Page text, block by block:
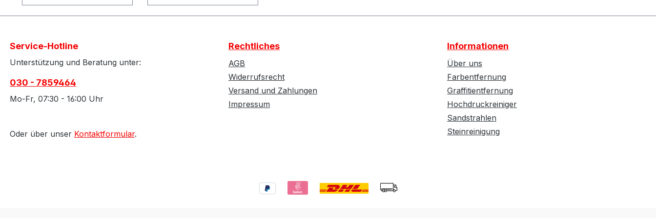
Besonderheiten:Enthält
folgende Produkte in
Graffitientferner-
Cocopaste Bitumen -
Cracker Gel Schatten-
und Graffitientferner-
(gebrauchsfertig)- Liquid
folgende Produkte in
einer attraktiven Tasche:
Allround Abbeizer - Blitz
Schnellentlacker - Neue
Oxystrip Superlöser 2K
Service-Hotline
Unterstützung und Beratung unter:
030 - 7859464
Mo-Fr, 07:30 - 16:00 Uhr
Oder über unser Kontaktformular.
Rechtliches
AGB
Widerrufsrecht
Versand und Zahlungen
Impressum
Informationen
Über uns
Farbentfernung
Graffitientfernung
Hochdruckreiniger
Sandstrahlen
Steinreinigung